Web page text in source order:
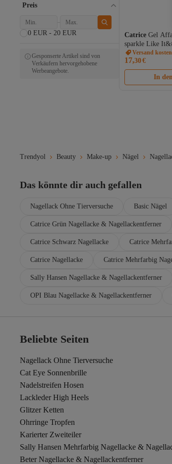
Catrice Gel
sparkle Like
Versand
17,30€
In
Preis
0 EUR - 20 EUR
Gesponserte Artikel sind von
Verkäufern hervorgehobene
Werbeangebote.
Trendyol Beauty Make-up Nägel
Das könnte dir auch gefallen
Nagellack Ohne Tierversuche Basic Nägel
Catrice Grün Nagellacke & Nagellackentferner
Catrice Schwarz Nagellacke Catrice
Catrice Nagellacke Catrice Mehrfarbig
Sally Hansen Nagellacke & Nagellackentferner
OPI Blau Nagellacke & Nagellackentferner
Beliebte Seiten
Nagellack Ohne Tierversuche
Cat Eye Sonnenbrille
Nadelstreifen Hosen
Lackleder High Heels
Glitzer Ketten
Ohrringe Tropfen
Karierter Zweiteiler
Sally Hansen Mehrfarbig Nagellacke &
Beter Nagellacke & Nagellackentferner